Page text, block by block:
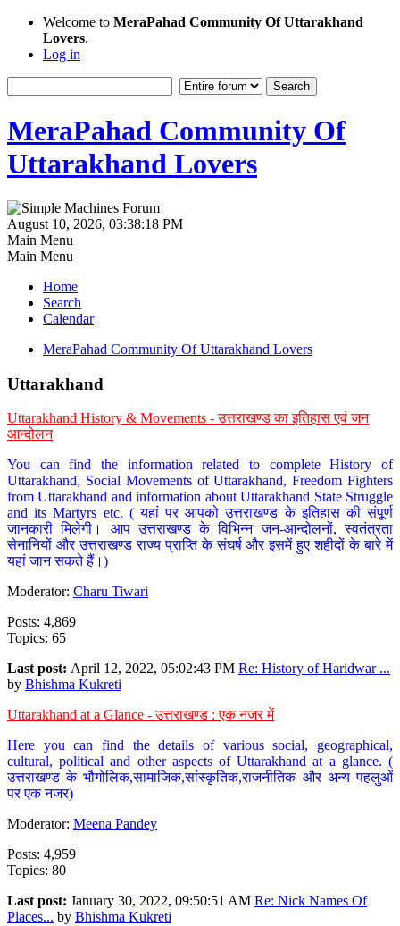
Welcome to MeraPahad Community Of Uttarakhand
Lovers.
Log in
MeraPahad Community Of
Uttarakhand Lovers
August 10, 2026, 03:38:18 PM
Main Menu
Main Menu
Home
Search
Calendar
MeraPahad Community Of Uttarakhand Lovers
Uttarakhand
Uttarakhand History & Movements - उत्तराखण्ड का इतिहास एवं जन
आन्दोलन
You can find the information related to complete History of
Uttarakhand, Social Movements of Uttarakhand, Freedom Fighters
from Uttarakhand and information about Uttarakhand State Struggle
and its Martyrs etc. ( यहां पर आपको उत्तराखण्ड के इतिहास की संपूर्ण
जानकारी मिलेगी। आप उत्तराखण्ड के विभिन्न जन-आन्दोलनों, स्वतंत्रता
सेनानियों और उत्तराखण्ड राज्य प्राप्ति के संघर्ष और इसमें हुए शहीदों के बारे में
यहां जान सकते हैं।)
Moderator: Charu Tiwari
Posts: 4,869
Topics: 65
Last post: April 12, 2022, 05:02:43 PM Re: History of Haridwar ...
by Bhishma Kukreti
Uttarakhand at a Glance - उत्तराखण्ड : एक नजर में
Here you can find the details of various social, geographical,
cultural, political and other aspects of Uttarakhand at a glance. (
उत्तराखण्ड के भौगोलिक,सामाजिक,सांस्कृतिक,राजनीतिक और अन्य पहलुओं
पर एक नजर)
Moderator: Meena Pandey
Posts: 4,959
Topics: 80
Last post: January 30, 2022, 09:50:51 AM Re: Nick Names Of
Places... by Bhishma Kukreti